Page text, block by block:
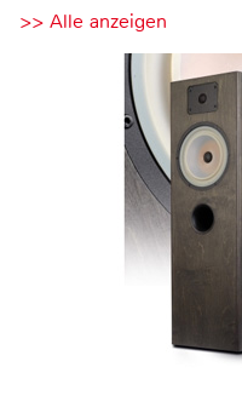
>> Alle anzeigen